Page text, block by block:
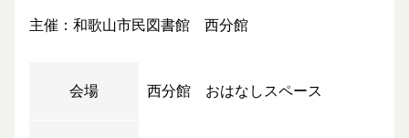
主催：和歌山市民図書館 西分館
会場 西分館 おはなしスペース